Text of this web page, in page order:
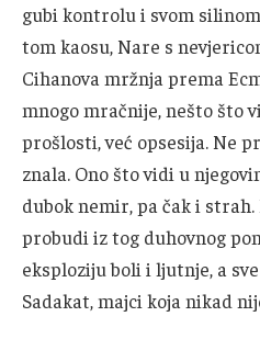
gubi kontrolu i svom
tom kaosu, Nare s
Cihanova mržnja prema
mnogo mračnije, nešto što
prošlosti, već opsesija. Ne
znala. Ono što vidi u
dubok nemir, pa čak i strah.
probudi iz tog duhovnog
eksploziju boli i ljutnje, a
Sadakat, majci koja nikad